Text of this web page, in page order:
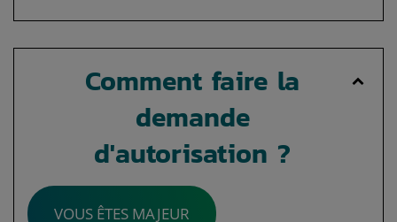
Comment faire la
demande
d'autorisation ?
VOUS ÊTES MAJEUR